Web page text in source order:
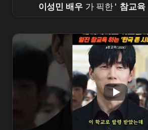
이성민 배우 가 픽한 ' 참교육